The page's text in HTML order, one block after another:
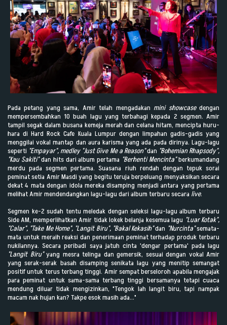
Pada petang yang sama, Amir telah mengadakan mini showcasedengan
mempersembahkan 10 buah lagu yang terbahagi kepada 2 segmen. Amir
tampil segak dalam busana kemeja merah dan celana hitam, mencipta huru-
hara di Hard Rock Cafe Kuala Lumpur dengan limpahan gadis-gadis yang
menggilai vokal mantap dan aura karisma yang ada pada dirinya. Lagu-lagu
seperti "Empayar", medley "Just Give Me a Reason"dan "Bohemian Rhapsody",
"Kau Sakiti"dan hits dari album pertama "Berhenti Mencinta"berkumandang
merdu pada segmen pertama. Suasana riuh rendah dengan tepuk sorai
peminat setia Amir Masdi yang begitu teruja berpeluang menyaksikan secara
dekat 4 mata dengan idola mereka disamping menjadi antara yang pertama
melihat Amir mendendangkan lagu-lagu dari album terbaru secara live.
Segmen ke-2 sudah tentu meledak dengan seleksi lagu-lagu album terbaru
Side AM, memperlihatkan Amir tidak lokek belanja kesemua lagu "Luar Kotak",
"Calar", "Take Me Home", "Langit Biru", "Bakal Kekasih"dan "Nurcinta"semata-
mata untuk meraih reaksi dan penerimaan peminat terhadap produk terbaru
nukilannya. Secara peribadi saya jatuh cinta 'dengar pertama' pada lagu
"Langit Biru"yang mesra telinga dan gemersik, sesuai dengan vokal Amir
yang serak-serak basah disamping senikata lagu yang menitip semangat
positif untuk terus terbang tinggi. Amir sempat berseloroh apabila mengajak
para peminat untuk sama-sama terbang tinggi bersamanya tetapi cuaca
mendung diluar tidak mengizinkan, "Tengok lah langit biru, tapi nampak
macam nak hujan kan? Takpe esok masih ada..."